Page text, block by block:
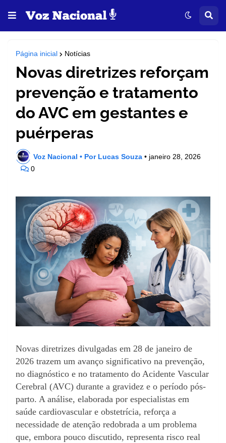
Página inicial Notícias
Novas diretrizes reforçam
prevenção e tratamento
do AVC em gestantes e
puérperas
Voz Nacional • Por Lucas Souza • janeiro 28, 2026
0
Novas diretrizes divulgadas em 28 de janeiro de
2026 trazem um avanço significativo na prevenção,
no diagnóstico e no tratamento do Acidente Vascular
Cerebral (AVC) durante a gravidez e o período pós-
parto. A análise, elaborada por especialistas em
saúde cardiovascular e obstetrícia, reforça a
necessidade de atenção redobrada a um problema
que, embora pouco discutido, representa risco real